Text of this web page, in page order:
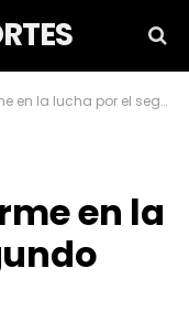
lucha por el segundo puesto
en la